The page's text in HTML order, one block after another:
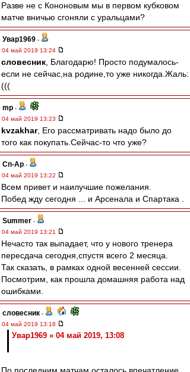
Разве не с Кононовым мы в первом кубковом
матче вничью сгоняли с уральцами?
Увар1969 -
04 май 2019 13:24
словесник , Благодарю! Просто подумалось-
если не сейчас,на родине,то уже никогда.Жаль:
(((
mp -
04 май 2019 13:23
kvzakhar, Его рассматривать надо было до
того как покупать.Сейчас-то что уже?
Сп-Ар -
04 май 2019 13:22
Всем привет и наилучшие пожелания.
Побед жду сегодня ... и Арсенала и Спартака .
Summer -
04 май 2019 13:21
Нечасто так выпадает, что у нового тренера
пересдача сегодня,спустя всего 2 месяца.
Так сказать, в рамках одной весенней сессии.
Посмотрим, как прошла домашняя работа над
ошибками.
словесник -
04 май 2019 13:18
Увар1969 » 04 май 2019, 13:08